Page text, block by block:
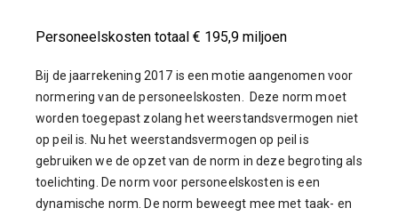
Personeelskosten totaal € 195,9 miljoen
Bij de jaarrekening 2017 is een motie aangenomen voor
normering van de personeelskosten. Deze norm moet
worden toegepast zolang het weerstandsvermogen niet
op peil is. Nu het weerstandsvermogen op peil is
gebruiken we de opzet van de norm in deze begroting als
toelichting. De norm voor personeelskosten is een
dynamische norm. De norm beweegt mee met taak- en